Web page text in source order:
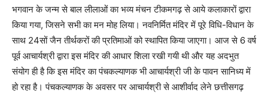
भगवान के जन्म से बाल लीलाओं का भव्य मंचन टीकमगढ़ से आये कलाकारों द्वारा
किया गया, जिसने सभी का मन मोह लिया। नवनिर्मित मंदिर में पूरे विधि-विधान के
साथ 24सों जैन तीर्थकरों की प्रतिमाओं को स्थापित किया जाएगा। आज से 6 वर्ष
पूर्व आचार्यश्री द्वारा इस मंदिर की आधार शिला रखी गयी थी और यह अदभुत
संयोग ही है कि इस मंदिर का पंचकल्याणक भी आचार्यश्री जी के पावन सानिध्य में
हो रहा है। पंचकल्याणक के अवसर पर आचार्यश्री से आशीर्वाद लेने छत्तीसगढ़